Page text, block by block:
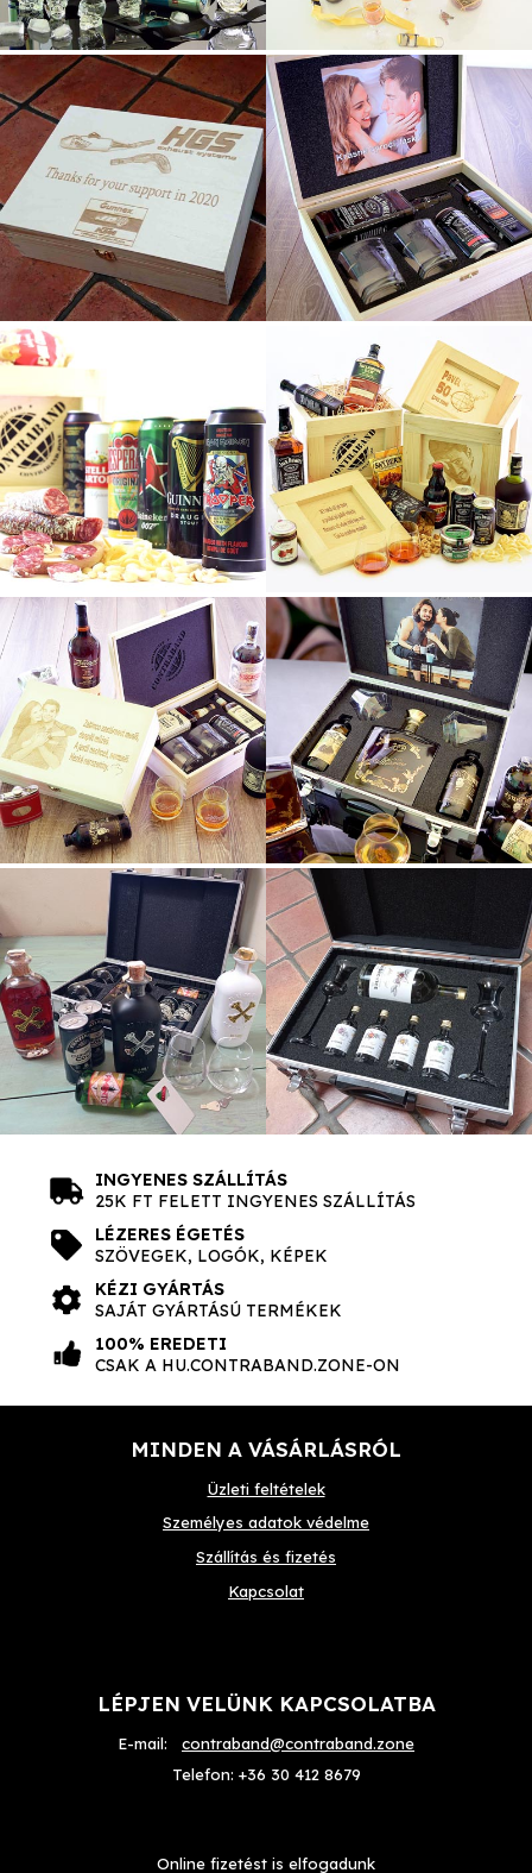
INGYENES SZÁLLÍTÁS
25K FT FELETT INGYENES SZÁLLÍTÁS
LÉZERES ÉGETÉS
SZÖVEGEK, LOGÓK, KÉPEK
KÉZI GYÁRTÁS
SAJÁT GYÁRTÁSÚ TERMÉKEK
100% EREDETI
CSAK A HU.CONTRABAND.ZONE-ON
MINDEN A VÁSÁRLÁSRÓL
Üzleti feltételek
Személyes adatok védelme
Szállítás és fizetés
Kapcsolat
LÉPJEN VELÜNK KAPCSOLATBA
E-mail: contraband@contraband.zone
Telefon: +36 30 412 8679
Online fizetést is elfogadunk